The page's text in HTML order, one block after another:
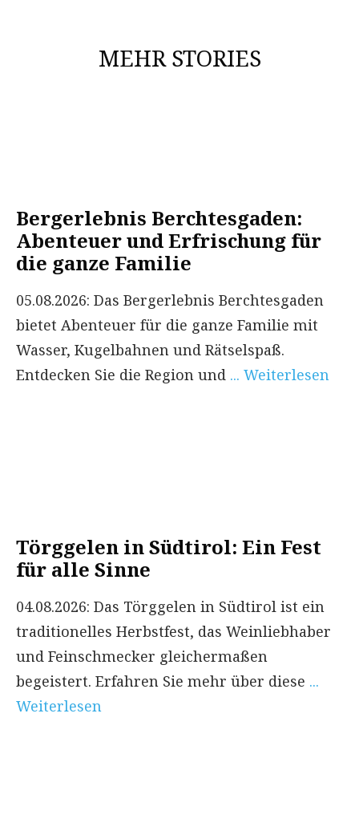
MEHR STORIES
Bergerlebnis Berchtesgaden:
Abenteuer und Erfrischung für
die ganze Familie
05.08.2026: Das Bergerlebnis Berchtesgaden
bietet Abenteuer für die ganze Familie mit
Wasser, Kugelbahnen und Rätselspaß.
Entdecken Sie die Region und ... Weiterlesen
Törggelen in Südtirol: Ein Fest
für alle Sinne
04.08.2026: Das Törggelen in Südtirol ist ein
traditionelles Herbstfest, das Weinliebhaber
und Feinschmecker gleichermaßen
begeistert. Erfahren Sie mehr über diese ...
Weiterlesen